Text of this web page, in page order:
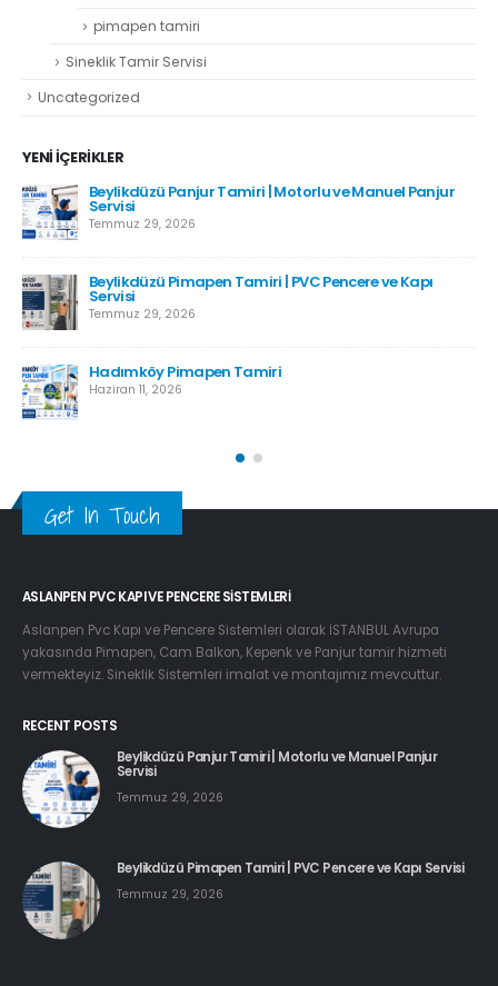
pimapen tamiri
Sineklik Tamir Servisi
Uncategorized
YENI İÇERIKLER
Beylikdüzü Panjur Tamiri | Motorlu ve Manuel Panjur
Servisi
Temmuz 29, 2026
Beylikdüzü Pimapen Tamiri | PVC Pencere ve Kapı
Servisi
Temmuz 29, 2026
Hadımköy Pimapen Tamiri
Haziran 11, 2026
Get In Touch
ASLANPEN PVC KAPI VE PENCERE SISTEMLERI
Aslanpen Pvc Kapı ve Pencere Sistemleri olarak İSTANBUL Avrupa
yakasında Pimapen, Cam Balkon, Kepenk ve Panjur tamir hizmeti
vermekteyiz. Sineklik Sistemleri imalat ve montajımız mevcuttur.
RECENT POSTS
Beylikdüzü Panjur Tamiri | Motorlu ve Manuel Panjur
Servisi
Temmuz 29, 2026
Beylikdüzü Pimapen Tamiri | PVC Pencere ve Kapı Servisi
Temmuz 29, 2026